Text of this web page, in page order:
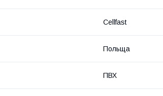
Cellfast
Польща
ПВХ